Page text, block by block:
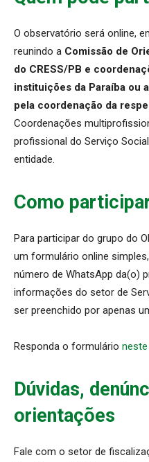
O observatório será online,
reunindo a Comissão de
do CRESS/PB e
instituições da Paraíba ou
pela coordenação da
Coordenações
profissional do Serviço
entidade.
Como
Para participar do grupo do
um formulário online
número de WhatsApp da(o)
informações do setor de
ser preenchido por apenas
Responda o formulário
Dúvidas,
orientações
Fale com o setor de